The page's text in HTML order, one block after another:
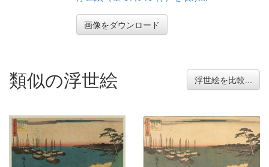
画像をダウンロード
類似の浮世絵 浮世絵を比較...